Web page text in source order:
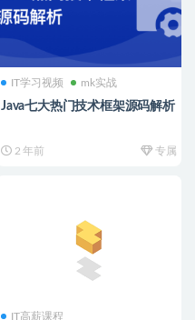
IT学习视频 mk实战
Java七大热门技术框架源码解析
2 年前 专属
IT高薪课程